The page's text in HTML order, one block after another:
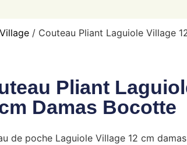
/ Couteau Pliant Laguiole Village
Pliant
Damas Bocotte
de poche Laguiole Village 12 cm